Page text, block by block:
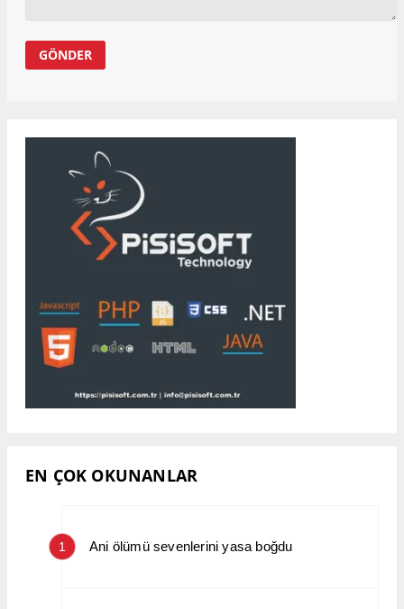
EN ÇOK OKUNANLAR
1 Ani ölümü sevenlerini yasa boğdu